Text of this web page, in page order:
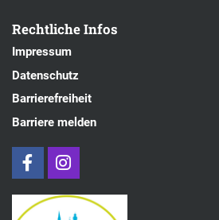
Rechtliche Infos
Impressum
Datenschutz
Barrierefreiheit
Barriere melden